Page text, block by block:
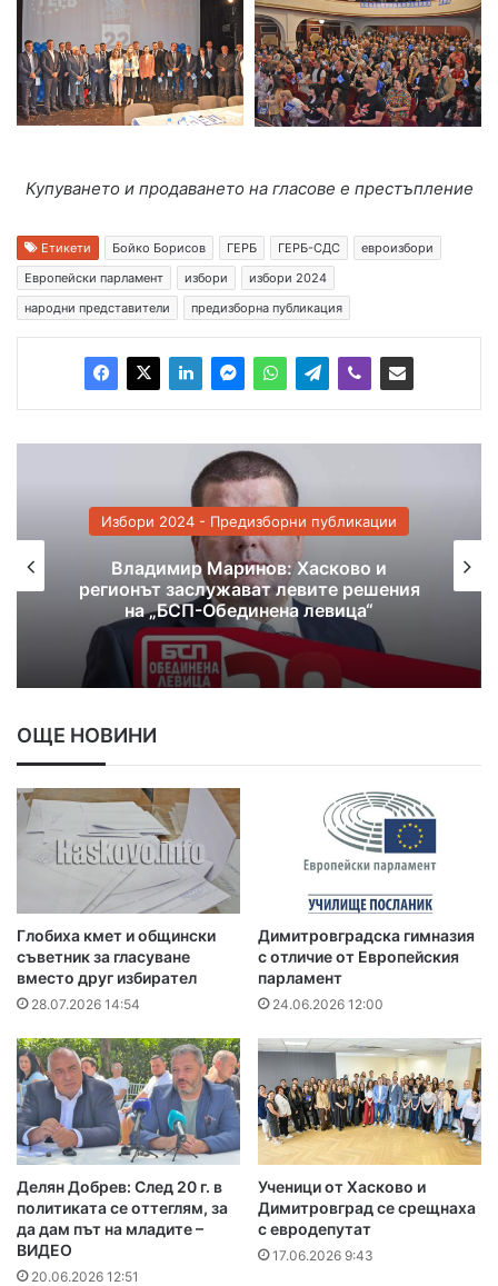
Купуването и продаването на гласове е престъпление
Етикети Бойко Борисов ГЕРБ ГЕРБ-СДС
евроизбори
Европейски парламент
избори
избори 2024
народни представители
предизборна публикация
Избори 2024 - Предизборни публикации
Катя Панева, кандидат за народен
представител от ПП-ДБ: С грижа
можем да намерим верните решения!
ОЩЕ НОВИНИ
Глобиха кмет и общински
съветник за гласуване
вместо друг избирател
28.07.2026 14:54
Димитровградска гимназия
с отличие от Европейския
парламент
24.06.2026 12:00
Делян Добрев: След 20 г. в
политиката се оттеглям, за
да дам път на младите –
ВИДЕО
20.06.2026 12:51
Ученици от Хасково и
Димитровград се срещнаха
с евродепутат
17.06.2026 9:43